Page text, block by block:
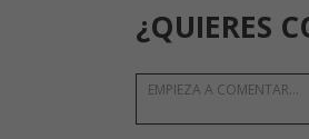
¿QUIERES